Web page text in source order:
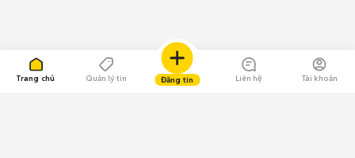
Trang chủ Quản lý tin Đăng tin Liên hệ Tài khoản